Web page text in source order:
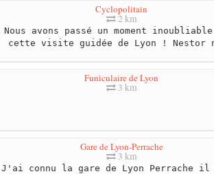
Cyclopolitain
2 km
Nous avons passé un moment
cette visite guidée de Lyon ! Nestor
Funiculaire de Lyon
3 km
Gare de Lyon-Perrache
3 km
J'ai connu la gare de Lyon Perrache